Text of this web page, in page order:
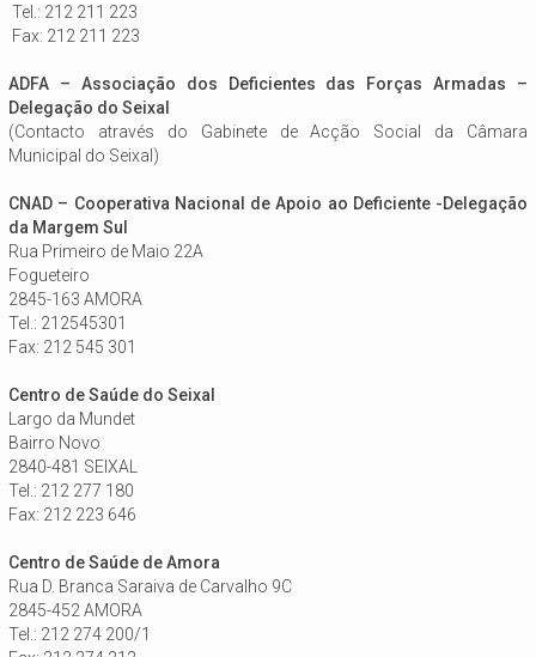
Tel.: 212 211 223
Fax: 212 211 223
ADFA – Associação dos Deficientes das Forças Armadas –
Delegação do Seixal
(Contacto através do Gabinete de Acção Social da Câmara
Municipal do Seixal)
CNAD – Cooperativa Nacional de Apoio ao Deficiente -Delegação
da Margem Sul
Rua Primeiro de Maio 22A
Fogueteiro
2845-163 AMORA
Tel.: 212545301
Fax: 212 545 301
Centro de Saúde do Seixal
Largo da Mundet
Bairro Novo
2840-481 SEIXAL
Tel.: 212 277 180
Fax: 212 223 646
Centro de Saúde de Amora
Rua D. Branca Saraiva de Carvalho 9C
2845-452 AMORA
Tel.: 212 274 200/1